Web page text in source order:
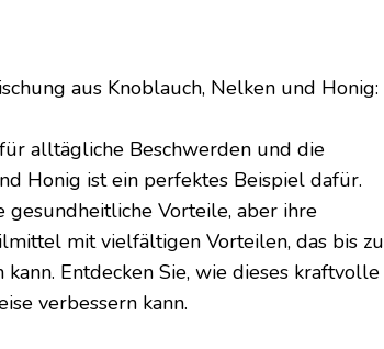
aus Knoblauch, Nelken und Honig:
alltägliche Beschwerden und die
Honig ist ein perfektes Beispiel dafür.
gesundheitliche Vorteile, aber ihre
mit vielfältigen Vorteilen, das bis zu
Entdecken Sie, wie dieses kraftvolle
verbessern kann.